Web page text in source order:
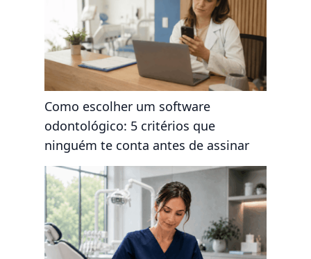
Como escolher um software
odontológico: 5 critérios que
ninguém te conta antes de assinar